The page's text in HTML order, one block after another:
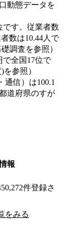
動態データを
です。従業者数
数は10.44人で
調査を参照）
で全国17位で
参照）
信）は100.1
道府県のすが
報
件登録さ
をみる